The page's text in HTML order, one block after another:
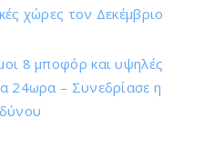
χώρες τον Δεκέμβριο
8 μποφόρ και υψηλές
24ωρα – Συνεδρίασε η